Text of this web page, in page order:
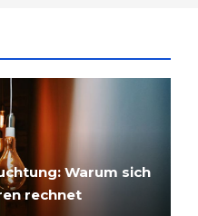
Warum sich
rechnet